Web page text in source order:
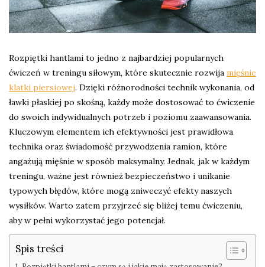
Rozpiętki hantlami to jedno z najbardziej popularnych
ćwiczeń w treningu siłowym, które skutecznie rozwija mięśnie
klatki piersiowej. Dzięki różnorodności technik wykonania, od
ławki płaskiej po skośną, każdy może dostosować to ćwiczenie
do swoich indywidualnych potrzeb i poziomu zaawansowania.
Kluczowym elementem ich efektywności jest prawidłowa
technika oraz świadomość przywodzenia ramion, które
angażują mięśnie w sposób maksymalny. Jednak, jak w każdym
treningu, ważne jest również bezpieczeństwo i unikanie
typowych błędów, które mogą zniweczyć efekty naszych
wysiłków. Warto zatem przyjrzeć się bliżej temu ćwiczeniu,
aby w pełni wykorzystać jego potencjał.
Spis treści